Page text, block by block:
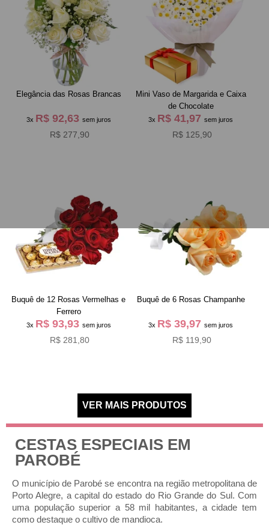
Elegância das Rosas Brancas
3x R$ 92,63 sem juros
R$ 277,90
Mini Vaso de Margarida e Caixa
de Chocolate
3x R$ 41,97sem juros
R$ 125,90
Buquê de 12 Rosas Vermelhas e
Ferrero
3x R$ 93,93 sem juros
R$ 281,80
Buquê de 6 Rosas Champanhe
3x R$ 39,97sem juros
R$ 119,90
CESTAS ESPECIAIS EM
PAROBÉ
O município de Parobé se encontra na região metropolitana de
Porto Alegre, a capital do estado do Rio Grande do Sul. Com
uma população superior a 58 mil habitantes, a cidade tem
como destaque o cultivo de mandioca.